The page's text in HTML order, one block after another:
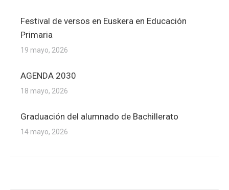
Festival de versos en Euskera en Educación
Primaria
19 mayo, 2026
AGENDA 2030
18 mayo, 2026
Graduación del alumnado de Bachillerato
14 mayo, 2026